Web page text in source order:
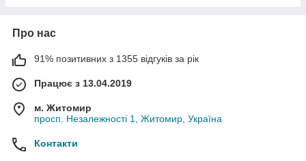
Про нас
91% позитивних з 1355 відгуків за рік
Працює з 13.04.2019
м. Житомир
просп. Незалежності 1, Житомир, Україна
Контакти